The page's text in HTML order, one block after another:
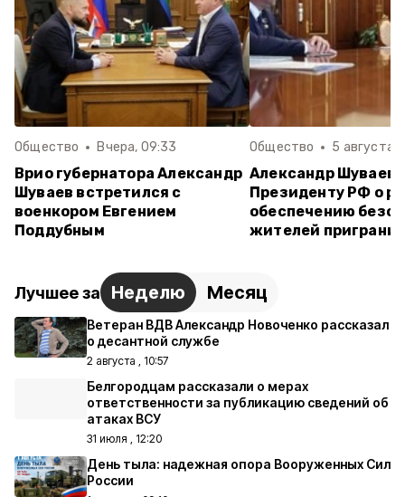
Общество Вчера, 09:33
Врио губернатора Александр
Шуваев встретился с
военкором Евгением
Поддубным
Общество 5 августа ,
Александр Шуваев
Президенту РФ о
обеспечению
жителей
Лучшее за Неделю Месяц
Ветеран ВДВ Александр Новоченко рассказал
о десантной службе
2 августа , 10:57
Белгородцам рассказали о мерах
ответственности за публикацию сведений об
атаках ВСУ
31 июля , 12:20
День тыла: надежная опора Вооруженных Сил
России